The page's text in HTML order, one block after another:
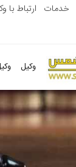
خدمات ارتباط با
وکیل